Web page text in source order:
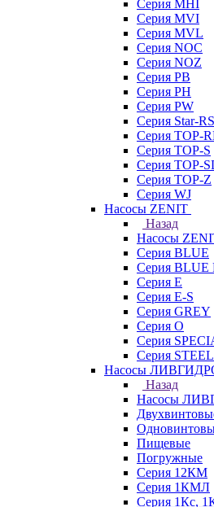
Серия MHI
Серия MVI
Серия MVL
Серия NOC
Серия NOZ
Серия PB
Серия PH
Серия PW
Серия Star-RS
Серия TOP-
Серия TOP-S
Серия TOP-
Серия TOP-Z
Серия WJ
Насосы ZENIT
Назад
Насосы
Серия BLUE
Серия BLUE
Серия E
Серия E-S
Серия GREY
Серия O
Серия
Серия STEEL
Насосы
Назад
Насосы
Пищевые
Погружные
Серия 12КМ
Серия 1КМЛ
Серия 1Кс,